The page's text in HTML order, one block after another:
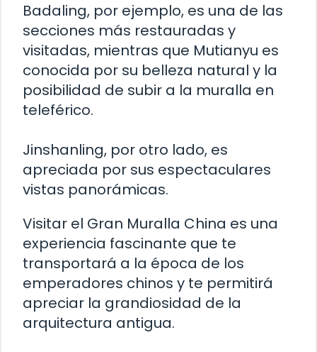
Badaling, por ejemplo, es una de las
secciones más restauradas y
visitadas, mientras que Mutianyu es
conocida por su belleza natural y la
posibilidad de subir a la muralla en
teleférico.
Jinshanling, por otro lado, es
apreciada por sus espectaculares
vistas panorámicas.
Visitar el Gran Muralla China es una
experiencia fascinante que te
transportará a la época de los
emperadores chinos y te permitirá
apreciar la grandiosidad de la
arquitectura antigua.